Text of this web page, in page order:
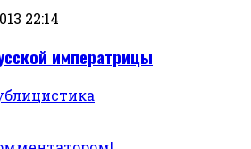
22:14
императрицы